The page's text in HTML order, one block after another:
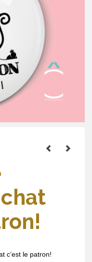
c’est le patron!